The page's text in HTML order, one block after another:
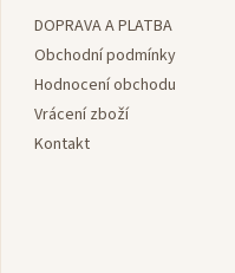
DOPRAVA A PLATBA
Obchodní podmínky
Hodnocení obchodu
Vrácení zboží
Kontakt